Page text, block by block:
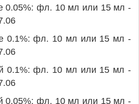
0.05%: фл. 10 мл или 15 мл -
0.1%: фл. 10 мл или 15 мл -
0.1%: фл. 10 мл или 15 мл -
0.05%: фл. 10 мл или 15 мл -